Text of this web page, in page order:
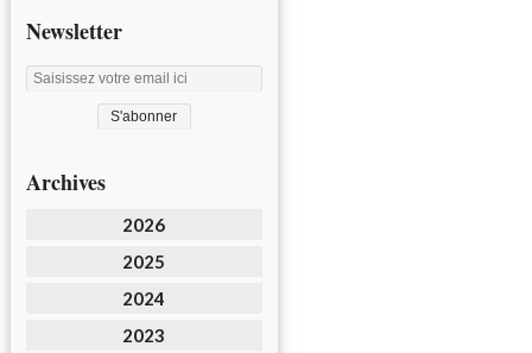
Newsletter
Archives
2026
2025
2024
2023